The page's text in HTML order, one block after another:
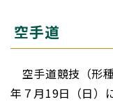
空手道
空手道競技（形
年７月19日（日）